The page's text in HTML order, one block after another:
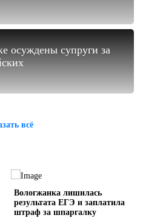
осуждены супруги за
всё
Вологжанка лишилась
результата ЕГЭ и заплатила
штраф за шпаргалку